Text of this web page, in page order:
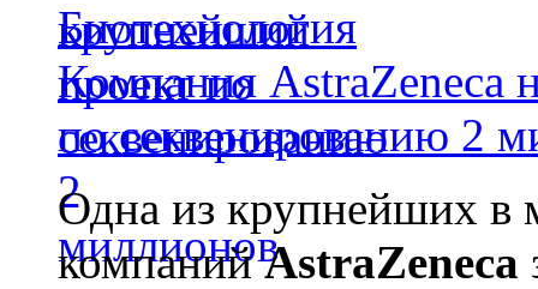
Биотехнология
Компания AstraZeneca
по секвенированию 2
Одна из крупнейших в
компанийAstraZeneca